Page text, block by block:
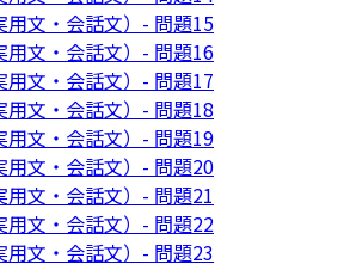
用文・会話文）- 問題15
用文・会話文）- 問題16
用文・会話文）- 問題17
用文・会話文）- 問題18
用文・会話文）- 問題19
用文・会話文）- 問題20
用文・会話文）- 問題21
用文・会話文）- 問題22
用文・会話文）- 問題23